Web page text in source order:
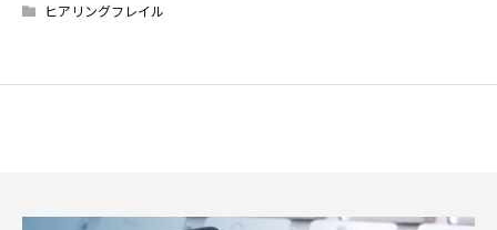
ヒアリングフレイル